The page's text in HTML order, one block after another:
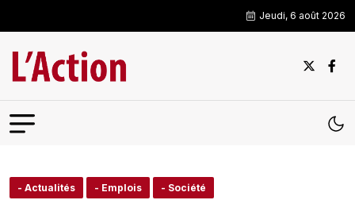
Jeudi, 6 août 2026
- Actualités - Emplois - Société